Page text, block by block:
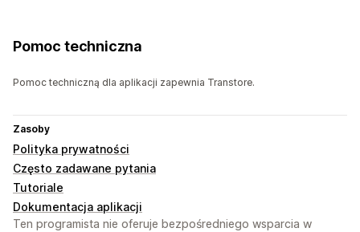
Pomoc techniczna
Pomoc techniczną dla aplikacji zapewnia Transtore.
Zasoby
Polityka prywatności
Często zadawane pytania
Tutoriale
Dokumentacja aplikacji
Ten programista nie oferuje bezpośredniego wsparcia w